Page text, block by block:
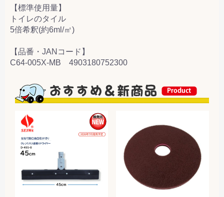
【標準使用量】
トイレのタイル
5倍希釈(約6ml/㎡)
【品番・JANコード】
C64-005X-MB 4903180752300